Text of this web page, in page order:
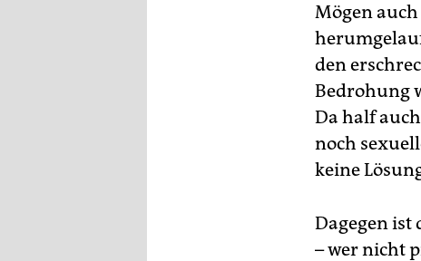
Mögen
den
Bedrohung
Da half
noch
keine
Dagegen ist
– wer nicht